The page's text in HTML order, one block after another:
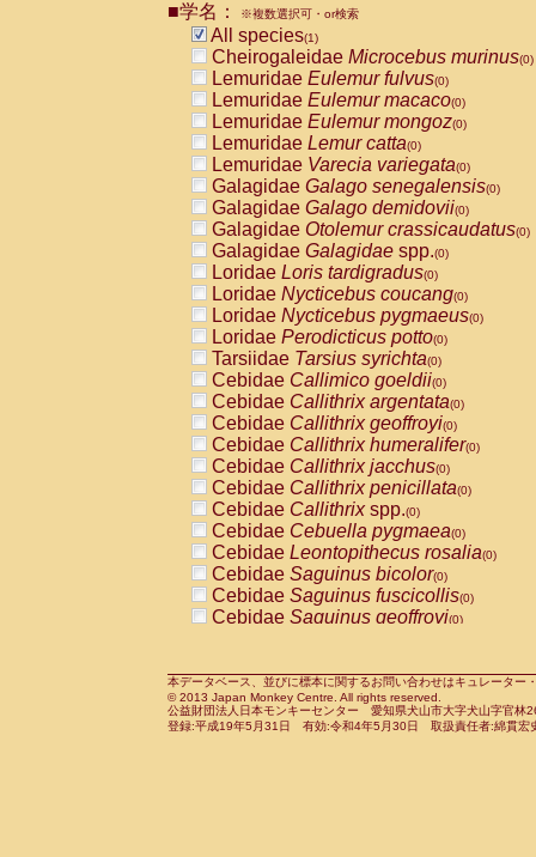
CebidaeCebus nigrivittatus
CebidaeCebus
CebidaeSaimiri boliviensis(0)
CebidaeSaimiri sciureus(0)
AtelidaeAlouatta caraya(0)
AtelidaeAlouatta fusca(0)
AtelidaeAlouatta seniculus
AtelidaeAlouattaspp.(0)
AtelidaeAteles belzebuth(0)
AtelidaeAteles geoffroyi(0)
AtelidaeAteles paniscus(0)
AtelidaeAtelesspp.(0)
Atelidae Lagothrix lagothricha
AtelidaeLagothrix lagothricha cana
PitheciidaeCacajao calvus
PitheciidaeCallicebus cupreus
PitheciidaeCallicebus donacophilus
PitheciidaeCallicebus moloch
PitheciidaeCallicebus torquatus
PitheciidaeCallicebusspp.(0)
PitheciidaeChiropotes satanas(0)
PitheciidaePithecia monachus
PitheciidaePithecia pithecia(0)
CercopithecidaeCercocebus agilis
CercopithecidaeCercocebus
CercopithecidaeCercocebus
CercopithecidaeCercocebus
CercopithecidaeCercocebus
CercopithecidaeCercocebushybrid
CercopithecidaePapio anubis(0)
CercopithecidaePapio cynocephalus
CercopithecidaePapio hamadryas(0)
■学名： ※複数選択可・or検索
All species(1)
Cheirogaleidae Microcebus murinus(0)
Lemuridae Eulemur fulvus(0)
Lemuridae Eulemur macaco(0)
Lemuridae Eulemur mongoz(0)
Lemuridae Lemur catta(0)
Lemuridae Varecia variegata(0)
Galagidae Galago senegalensis(0)
Galagidae Galago demidovii(0)
Galagidae Otolemur crassicaudatus(0)
Galagidae Galagidae spp.(0)
Loridae Loris tardigradus(0)
Loridae Nycticebus coucang(0)
Loridae Nycticebus pygmaeus(0)
Loridae Perodicticus potto(0)
Tarsiidae Tarsius syrichta(0)
Cebidae Callimico goeldii(0)
Cebidae Callithrix argentata(0)
Cebidae Callithrix geoffroyi(0)
Cebidae Callithrix humeralifer(0)
Cebidae Callithrix jacchus(0)
Cebidae Callithrix penicillata(0)
Cebidae Callithrixspp.(0)
Cebidae Cebuella pygmaea(0)
Cebidae Leontopithecus rosalia(0)
Cebidae Saguinus bicolor(0)
Cebidae Saguinus fuscicollis(0)
Cebidae Saguinus geoffroyi(0)
CebidaeSaguinus leucopus(0)
CebidaeSaguinus midas(0)
Cebidae Saguinus mystax(0)
本データベース、並びに標本に関するお問い合わせはキュレータ
© 2013 Japan Monkey Centre. All rights reserved.
公益財団法人日本モンキーセンター 愛知県犬山市大字犬山字官
登録:平成19年5月31日 有効:令和4年5月30日 取扱責任者:綿貫宏